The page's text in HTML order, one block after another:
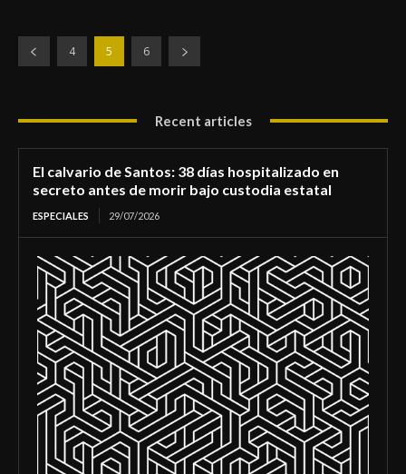
4 5 6
Recent articles
El calvario de Santos: 38 días hospitalizado en
secreto antes de morir bajo custodia estatal
ESPECIALES 29/07/2026